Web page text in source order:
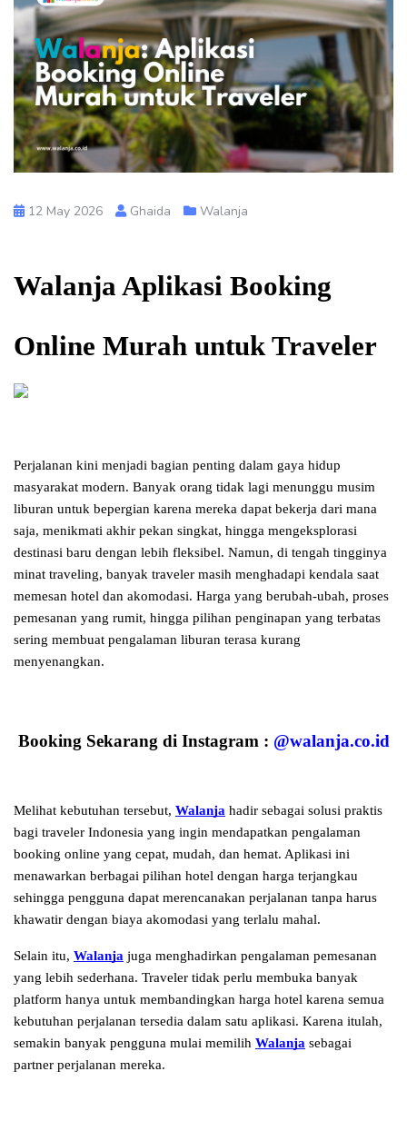
12 May 2026 Ghaida Walanja
Walanja Aplikasi Booking
Online Murah untuk Traveler
Perjalanan kini menjadi bagian penting dalam gaya hidup
masyarakat modern. Banyak orang tidak lagi menunggu musim
liburan untuk bepergian karena mereka dapat bekerja dari mana
saja, menikmati akhir pekan singkat, hingga mengeksplorasi
destinasi baru dengan lebih fleksibel. Namun, di tengah tingginya
minat traveling, banyak traveler masih menghadapi kendala saat
memesan hotel dan akomodasi. Harga yang berubah-ubah, proses
pemesanan yang rumit, hingga pilihan penginapan yang terbatas
sering membuat pengalaman liburan terasa kurang
menyenangkan.
Booking Sekarang di Instagram : @walanja.co.id
Melihat kebutuhan tersebut, Walanja hadir sebagai solusi praktis
bagi traveler Indonesia yang ingin mendapatkan pengalaman
booking online yang cepat, mudah, dan hemat. Aplikasi ini
menawarkan berbagai pilihan hotel dengan harga terjangkau
sehingga pengguna dapat merencanakan perjalanan tanpa harus
khawatir dengan biaya akomodasi yang terlalu mahal.
Selain itu, Walanja juga menghadirkan pengalaman pemesanan
yang lebih sederhana. Traveler tidak perlu membuka banyak
platform hanya untuk membandingkan harga hotel karena semua
kebutuhan perjalanan tersedia dalam satu aplikasi. Karena itulah,
semakin banyak pengguna mulai memilih Walanja sebagai
partner perjalanan mereka.